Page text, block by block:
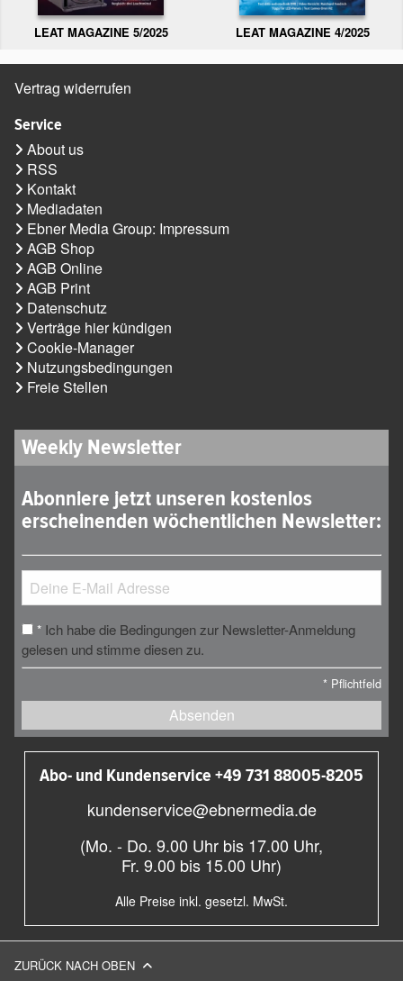
LEAT MAGAZINE 5/2025 LEAT MAGAZINE 4/2025
Vertrag widerrufen
Service
About us
RSS
Kontakt
Mediadaten
Ebner Media Group: Impressum
AGB Shop
AGB Online
AGB Print
Datenschutz
Verträge hier kündigen
Cookie-Manager
Nutzungsbedingungen
Freie Stellen
Weekly Newsletter
Abonniere jetzt unseren kostenlos
erscheinenden wöchentlichen Newsletter:
* Ich habe die Bedingungen zur Newsletter-Anmeldung
gelesen und stimme diesen zu.
* Pflichtfeld
Absenden
Abo- und Kundenservice +49 731 88005-8205
kundenservice@ebnermedia.de
(Mo. - Do. 9.00 Uhr bis 17.00 Uhr,
Fr. 9.00 bis 15.00 Uhr)
Alle Preise inkl. gesetzl. MwSt.
ZURÜCK NACH OBEN